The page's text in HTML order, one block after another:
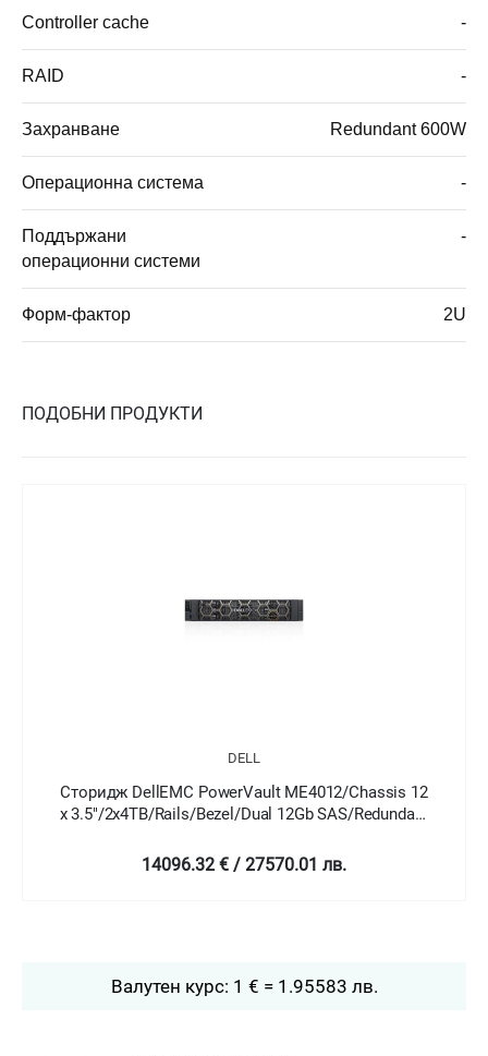
Controller cache -
RAID -
Захранване Redundant 600W
Операционна система -
Поддържани
операционни системи
-
Форм-фактор 2U
ПОДОБНИ ПРОДУКТИ
PowerVault ME4012/Chassis 12
Rails/Bezel/Dual 12Gb SAS/Redundant
14096.32 € / 27570.01 лв.
Сторидж
x 2.5"
Валутен курс: 1 € = 1.95583 лв.